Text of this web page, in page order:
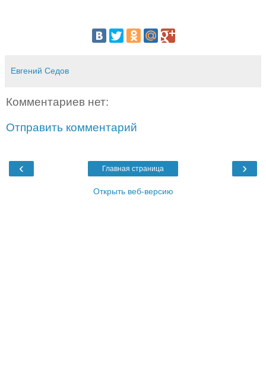
Евгений Седов
Комментариев нет:
Отправить комментарий
‹ ›
Главная страница
Открыть веб-версию